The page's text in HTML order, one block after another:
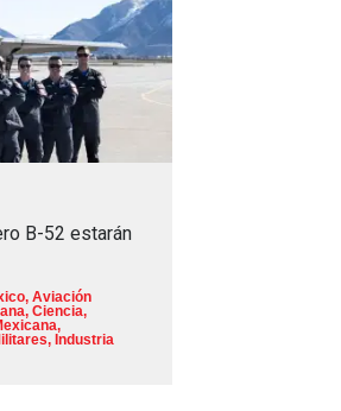
B-52 estarán
, Aviación
, Ciencia,
,
, Industria